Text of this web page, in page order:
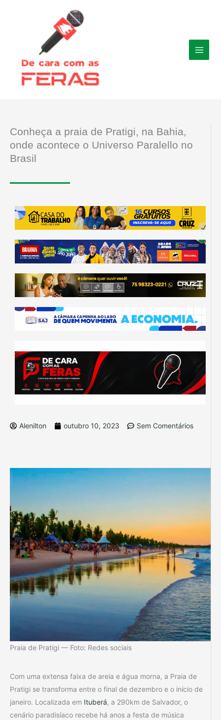
Conheça a praia de Pratigi, na Bahia,
onde acontece o Universo Paralello no
Brasil
Alenilton outubro 10, 2023 Sem Comentários
Praia de Pratigi — Foto: Redes sociais
Com uma extensa faixa de areia e água morna, a Praia de
Pratigi se transforma entre o final de dezembro e o início de
janeiro. Localizada em Ituberá, a 290km de Salvador, o
cenário paradisíaco recebe há anos a festa de música